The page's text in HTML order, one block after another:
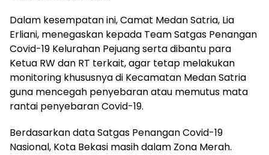
Dalam kesempatan ini, Camat Medan Satria, Lia
Erliani, menegaskan kepada Team Satgas Penangan
Covid-19 Kelurahan Pejuang serta dibantu para
Ketua RW dan RT terkait, agar tetap melakukan
monitoring khususnya di Kecamatan Medan Satria
guna mencegah penyebaran atau memutus mata
rantai penyebaran Covid-19.
Berdasarkan data Satgas Penangan Covid-19
Nasional, Kota Bekasi masih dalam Zona Merah.